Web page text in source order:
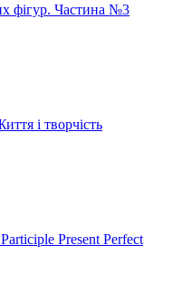
фігур. Частина №3
і творчість
Present Perfect